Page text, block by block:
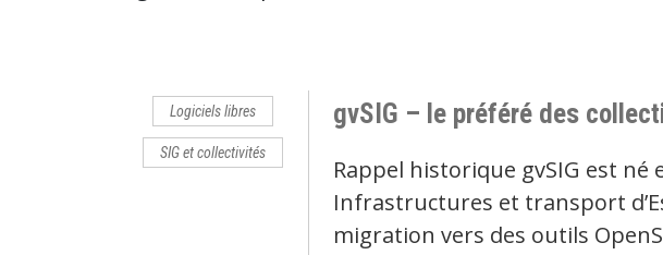
Logiciels libres
SIG et collectivités
gvSIG – le préféré des
Rappel historique gvSIG est né
Infrastructures et transport
migration vers des outils